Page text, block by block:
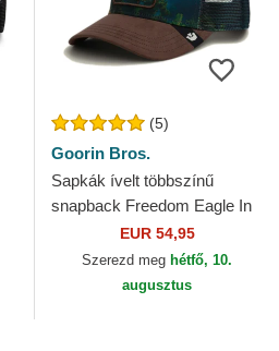
(5)
Goorin Bros.
Sapkák ívelt többszínű
snapback Freedom Eagle In
The Element The Farm
Goorin Bros.
EUR 54,95
Szerezd meg hétfő, 10.
augusztus